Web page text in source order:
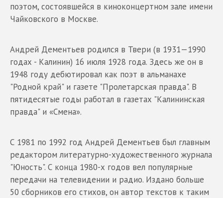
поэтом, состоявшейся в киноконцертном зале имени
Чайковского в Москве.
Андрей Дементьев родился в Твери (в 1931—1990
годах - Калинин) 16 июля 1928 года. Здесь же он в
1948 году дебютировал как поэт в альманахе
"Родной край" и газете "Пролетарская правда". В
пятидесятые годы работал в газетах "Калининская
правда" и «Смена».
С 1981 по 1992 год Андрей Дементьев был главным
редактором литературно-художественного журнала
"Юность". С конца 1980-х годов вел популярные
передачи на телевидении и радио. Издано больше
50 сборников его стихов, он автор текстов к таким